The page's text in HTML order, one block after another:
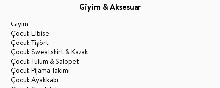
Giyim & Aksesuar
Giyim
Çocuk Elbise
Çocuk Tişört
Çocuk Sweatshirt & Kazak
Çocuk Tulum & Salopet
Çocuk Pijama Takımı
Çocuk Ayakkabı